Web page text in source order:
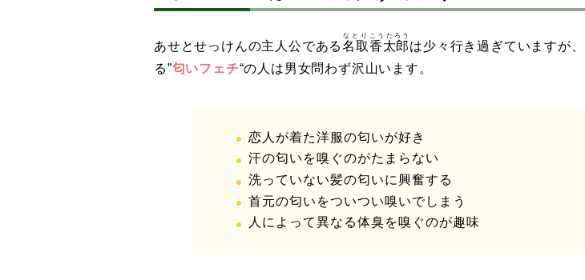
あせとせっけんの主人公である名取
なとり
香太郎
こうたろう
は少々行き過ぎていますが
る”匂いフェチ“の人は男女問わず沢山います。
恋人が着た洋服の匂いが好き
汗の匂いを嗅ぐのがたまらない
洗っていない髪の匂いに興奮する
首元の匂いをついつい嗅いでしまう
人によって異なる体臭を嗅ぐのが趣味